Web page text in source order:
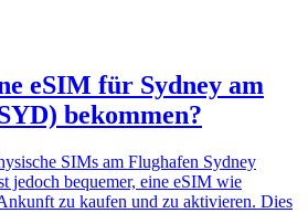
eSIM für Sydney am
bekommen?
SIMs am Flughafen Sydney
jedoch bequemer, eine eSIM wie
zu kaufen und zu aktivieren. Dies